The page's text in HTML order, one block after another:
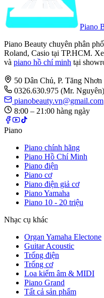
Piano
Piano Beauty chuyên phân
Roland, Casio tại TP.HCM.
và piano hồ chí minh tại
50 Dân Chủ, P. Tăng
0326.630.975 (Mr. Nguyên)
pianobeauty.vn@gmail.com
8:00 – 21:00 hàng ngày
Piano
Piano chính hãng
Piano Hồ Chí Minh
Piano điện
Piano cơ
Piano điện giả cơ
Piano Yamaha
Piano 10 - 20 triệu
Nhạc cụ khác
Organ Yamaha Electone
Guitar Acoustic
Trống điện
Trống cơ
Loa kiểm âm & MIDI
Piano Grand
Tất cả sản phẩm